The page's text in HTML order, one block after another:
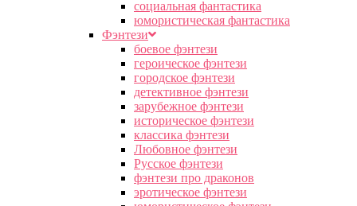
социальная фантастика
юмористическая фантастика
Фэнтези
боевое фэнтези
героическое фэнтези
городское фэнтези
детективное фэнтези
зарубежное фэнтези
историческое фэнтези
классика фэнтези
Любовное фэнтези
Русское фэнтези
фэнтези про драконов
эротическое фэнтези